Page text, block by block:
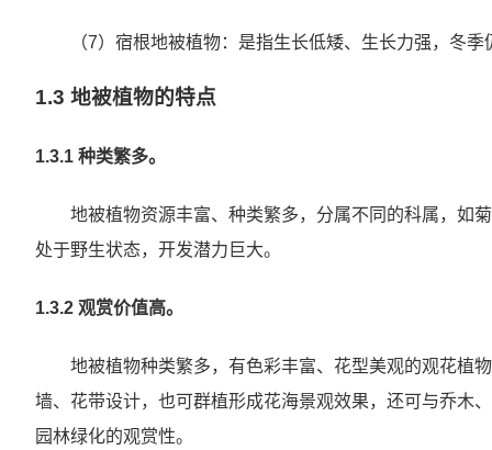
（7）宿根地被植物：是指生长低矮、生长力强，冬
1.3 地被植物的特点
1.3.1 种类繁多。
地被植物资源丰富、种类繁多，分属不同的科属，如
处于野生状态，开发潜力巨大。
1.3.2 观赏价值高。
地被植物种类繁多，有色彩丰富、花型美观的观花植
墙、花带设计，也可群植形成花海景观效果，还可与乔木
园林绿化的观赏性。